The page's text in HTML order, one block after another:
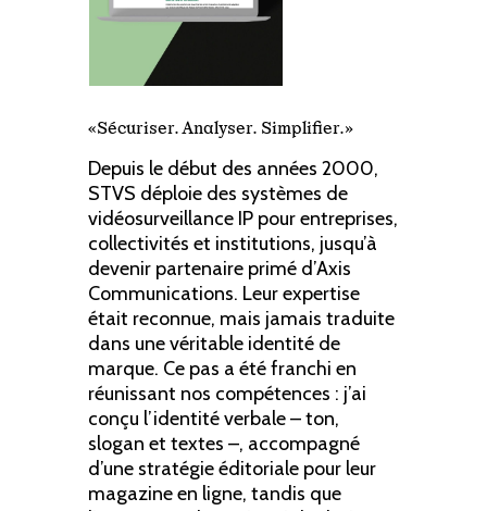
«Sécuriser. Analyser. Simplifier.»
Depuis le début des années 2000,
STVS déploie des systèmes de
vidéosurveillance IP pour entreprises,
collectivités et institutions, jusqu’à
devenir partenaire primé d’Axis
Communications. Leur expertise
était reconnue, mais jamais traduite
dans une véritable identité de
marque. Ce pas a été franchi en
réunissant nos compétences : j’ai
conçu l’identité verbale – ton,
slogan et textes –, accompagné
d’une stratégie éditoriale pour leur
magazine en ligne, tandis que